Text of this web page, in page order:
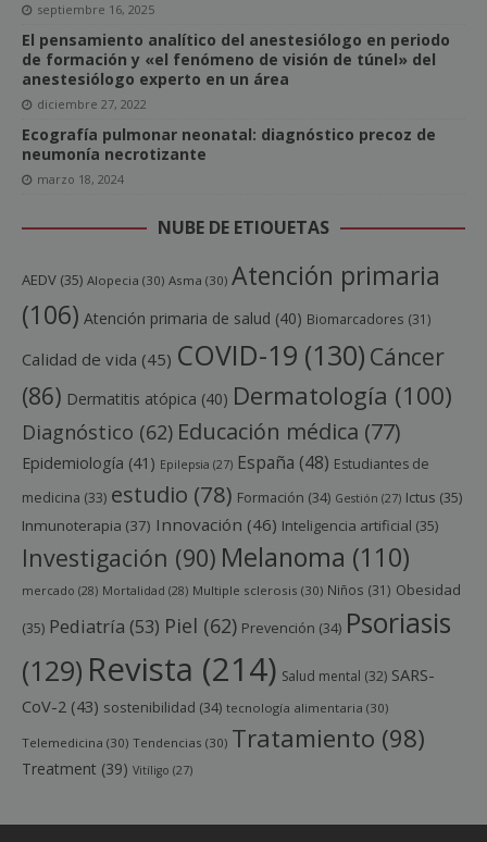
septiembre 16, 2025
El pensamiento analítico del anestesiólogo en periodo
de formación y «el fenómeno de visión de túnel» del
anestesiólogo experto en un área
diciembre 27, 2022
Ecografía pulmonar neonatal: diagnóstico precoz de
neumonía necrotizante
marzo 18, 2024
NUBE DE ETIQUETAS
AEDV (35) Alopecia (30) Asma (30) Atención primaria
(106) Atención primaria de salud (40) Biomarcadores (31)
Calidad de vida (45) COVID-19 (130) Cáncer
(86) Dermatitis atópica (40) Dermatología (100)
Diagnóstico (62) Educación médica (77)
Epidemiología (41) Epilepsia (27) España (48) Estudiantes de
medicina (33) estudio (78) Formación (34) Gestión (27) Ictus (35)
Inmunoterapia (37) Innovación (46) Inteligencia artificial (35)
Investigación (90) Melanoma (110)
mercado (28) Mortalidad (28) Multiple sclerosis (30) Niños (31) Obesidad
(35) Pediatría (53) Piel (62) Prevención (34) Psoriasis
(129) Revista (214) Salud mental (32) SARS-
CoV-2 (43) sostenibilidad (34) tecnología alimentaria (30)
Telemedicina (30) Tendencias (30) Tratamiento (98)
Treatment (39) Vitíligo (27)